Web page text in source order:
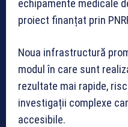
echipamente medicale
proiect finanțat prin
Noua infrastructură
modul în care sunt
rezultate mai rapide,
investigații complexe
accesibile.